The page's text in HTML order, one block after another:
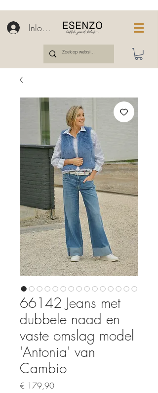
Inloggen
66142 Jeans met
dubbele naad en
vaste omslag model
'Antonia' van
Cambio
€ 179,90Prijs